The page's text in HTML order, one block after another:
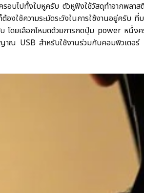
ปทั้งใบหูครับ ตัวหูฟังใช้วัสดุทำจากพลาส
งใช้ความระมัดระวังในการใช้งานอยู่ครั
โดยเลือกโหมดด้วยการกดปุ่ม power หนึ่ง
ณ USB สำหรับใช้งานร่วมกับคอมพิวเตอ